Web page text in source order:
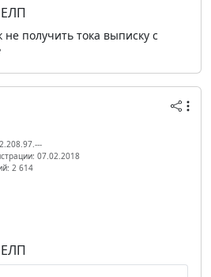
не получить тока выписку с
07.02.2018
2 614